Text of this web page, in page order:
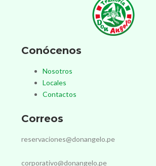
Conócenos
Nosotros
Locales
Contactos
Correos
reservaciones@donangelo.pe
corporativo@donangelo.pe